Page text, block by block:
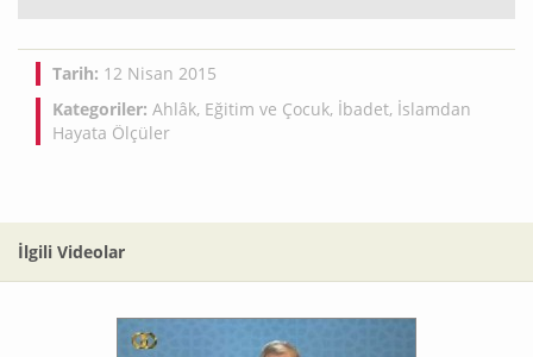
Tarih: 12 Nisan 2015
Kategoriler: Ahlâk, Eğitim ve Çocuk, İbadet, İslamdan
Hayata Ölçüler
İlgili Videolar